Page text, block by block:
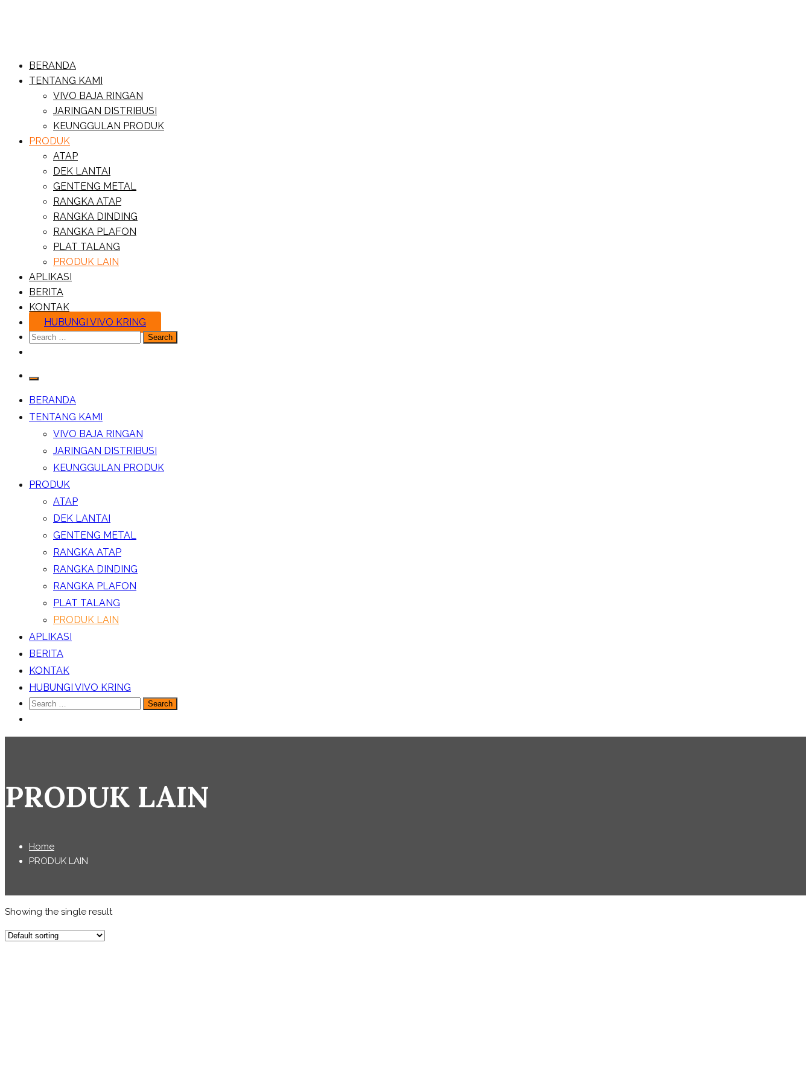
Baja Ringan Vivo
Website Baja Ringan Vivo
BERANDA
TENTANG KAMI
VIVO BAJA RINGAN
JARINGAN DISTRIBUSI
KEUNGGULAN PRODUK
PRODUK
ATAP
DEK LANTAI
GENTENG METAL
RANGKA ATAP
RANGKA DINDING
RANGKA PLAFON
PLAT TALANG
PRODUK LAIN
APLIKASI
BERITA
KONTAK
HUBUNGI VIVO KRING
Search
BERANDA
TENTANG KAMI
VIVO BAJA RINGAN
JARINGAN DISTRIBUSI
KEUNGGULAN PRODUK
PRODUK
ATAP
DEK LANTAI
GENTENG METAL
RANGKA ATAP
RANGKA DINDING
RANGKA PLAFON
PLAT TALANG
PRODUK LAIN
APLIKASI
BERITA
KONTAK
HUBUNGI VIVO KRING
Search
PRODUK LAIN
Home
PRODUK LAIN
Showing the single result